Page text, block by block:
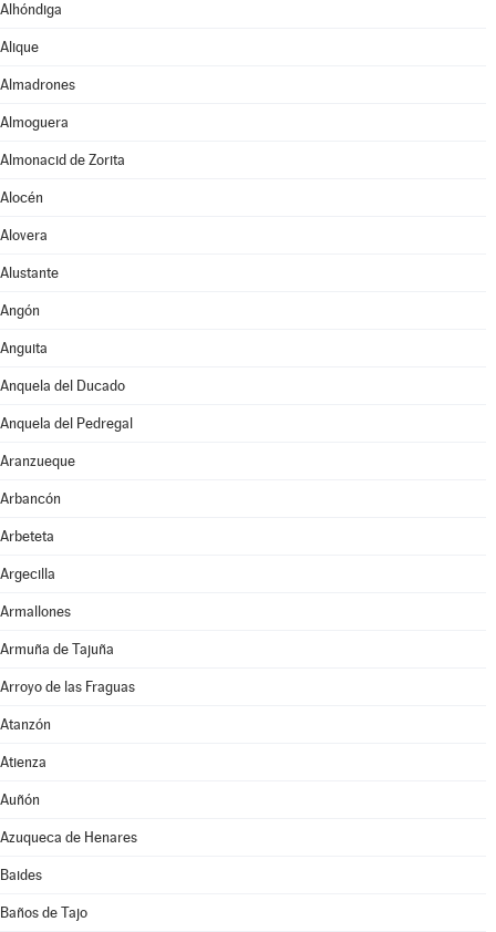
Alhóndiga
Alique
Almadrones
Almoguera
Almonacid de Zorita
Alocén
Alovera
Alustante
Angón
Anguita
Anquela del Ducado
Anquela del Pedregal
Aranzueque
Arbancón
Arbeteta
Argecilla
Armallones
Armuña de Tajuña
Arroyo de las Fraguas
Atanzón
Atienza
Auñón
Azuqueca de Henares
Baides
Baños de Tajo